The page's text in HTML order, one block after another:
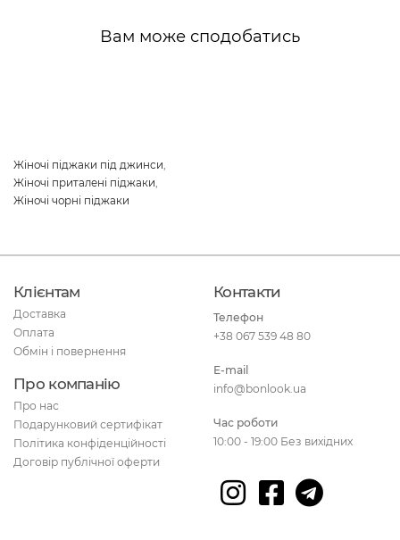
Вам може сподобатись
Жіночі піджаки під джинси
Жіночі приталені піджаки
Жіночі чорні піджаки
Клієнтам
Доставка
Оплата
Обмін і повернення
Про компанію
Про нас
Подарунковий сертифікат
Політика конфіденційності
Договір публічної оферти
Контакти
Телефон
+38 067 539 48 80
E-mail
info@bonlook.ua
Час роботи
10:00 - 19:00 Без вихідних